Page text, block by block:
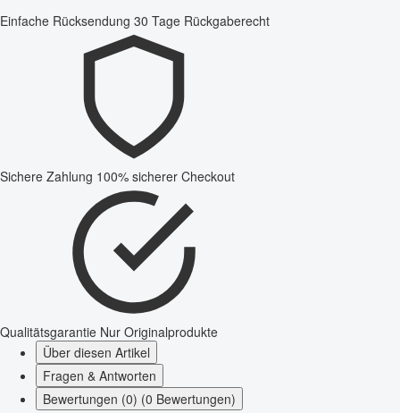
Einfache Rücksendung 30 Tage Rückgaberecht
Sichere Zahlung 100% sicherer Checkout
Qualitätsgarantie Nur Originalprodukte
Über diesen Artikel
Fragen & Antworten
Bewertungen (0) (0 Bewertungen)